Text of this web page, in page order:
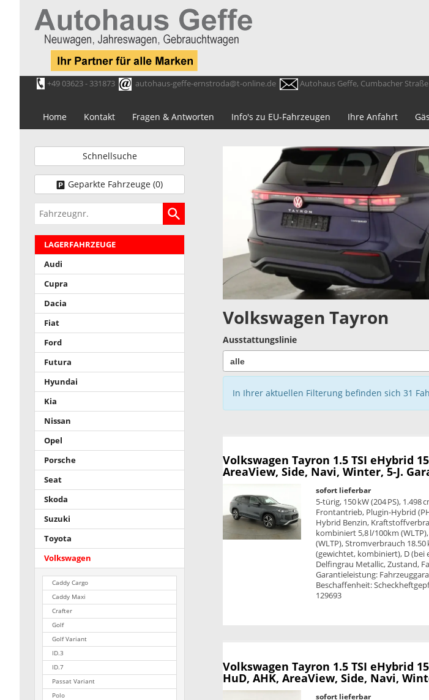
+49 03623 - 331873 autohaus-geffe-ernstroda@t-online.de Autohaus Geffe, Cumbacher
Home Kontakt Fragen & Antworten Info's zu EU-Fahrzeugen Ihre Anfahrt
Volkswagen Tayron
Ausstattungslinie
In Ihrer aktuellen Filterung befinden sich 31
Volkswagen Tayron 1.5 TSI eHybrid
AreaView, Side, Navi, Winter, 5-J.
sofort lieferbar
5-türig, 150 kW (204 PS), 1.498
Frontantrieb, Plugin-Hybrid
Hybrid Benzin,
kombiniert 5,8 l/100km
(WLTP), Stromverbrauch 18.50
(gewichtet, kombiniert), D (bei
Delfingrau Metallic, Zustand,
Garantieleistung:
Beschaffenheit:
129693
Volkswagen Tayron 1.5 TSI eHybrid
HuD, AHK, AreaView, Side, Navi,
sofort lieferbar
Schnellsuche
Geparkte Fahrzeuge (0)
Fahrzeugnr.
LAGERFAHRZEUGE
Audi
Cupra
Dacia
Fiat
Ford
Futura
Hyundai
Kia
Nissan
Opel
Porsche
Seat
Skoda
Suzuki
Toyota
Volkswagen
Caddy Cargo
Caddy Maxi
Crafter
Golf
Golf Variant
ID.3
ID.7
Passat Variant
Polo